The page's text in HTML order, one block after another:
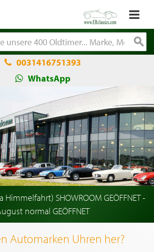
0031416751393
WhatsApp
Himmelfahrt) SHOWROOM GEÖFFNET -
normal GEÖFFNET
Automarken Uhren her?